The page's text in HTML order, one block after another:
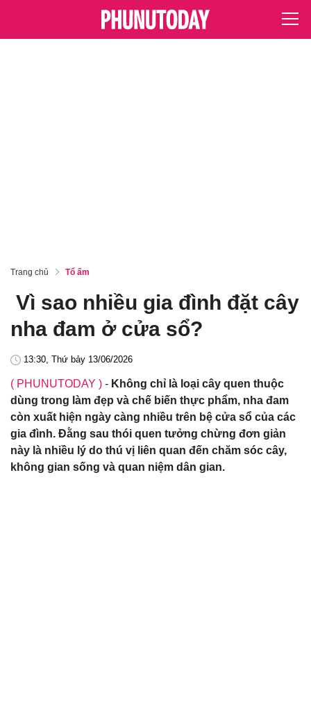
Trang chủ Tổ ấm
Vì sao nhiều gia đình đặt cây
nha đam ở cửa sổ?
13:30, Thứ bảy 13/06/2026
( PHUNUTODAY ) - Không chỉ là loại cây quen thuộc
dùng trong làm đẹp và chế biến thực phẩm, nha đam
còn xuất hiện ngày càng nhiều trên bệ cửa sổ của các
gia đình. Đằng sau thói quen tưởng chừng đơn giản
này là nhiều lý do thú vị liên quan đến chăm sóc cây,
không gian sống và quan niệm dân gian.